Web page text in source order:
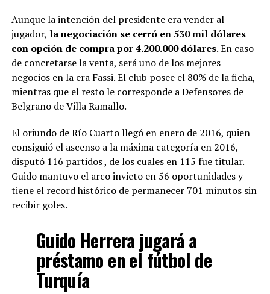
Aunque la intención del presidente era vender al
jugador, la negociación se cerró en 530 mil dólares
con opción de compra por 4.200.000 dólares. En caso
de concretarse la venta, será uno de los mejores
negocios en la era Fassi. El club posee el 80% de la ficha,
mientras que el resto le corresponde a Defensores de
Belgrano de Villa Ramallo.
El oriundo de Río Cuarto llegó en enero de 2016, quien
consiguió el ascenso a la máxima categoría en 2016,
disputó 116 partidos , de los cuales en 115 fue titular.
Guido mantuvo el arco invicto en 56 oportunidades y
tiene el record histórico de permanecer 701 minutos sin
recibir goles.
Guido Herrera jugará a
préstamo en el fútbol de
Turquía